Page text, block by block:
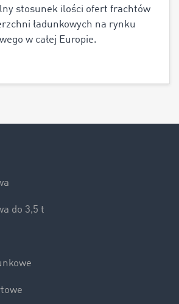
stosunek ilości ofert frachtów
ładunkowych na rynku
w całej Europie.
do 3,5 t